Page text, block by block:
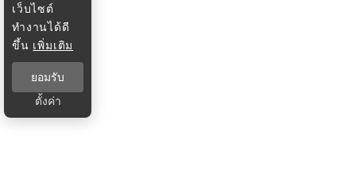
เว็บไซต์
ทำงานได้ดี
ขึ้น เพิ่มเติม
ยอมรับ
ตั้งค่า